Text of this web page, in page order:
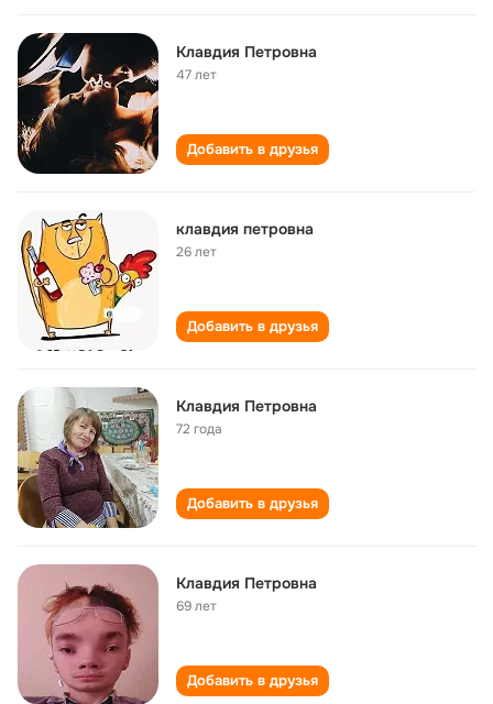
Клавдия Петровна
47 лет
Добавить в друзья
клавдия петровна
26 лет
Добавить в друзья
Клавдия Петровна
72 года
Добавить в друзья
Клавдия Петровна
69 лет
Добавить в друзья